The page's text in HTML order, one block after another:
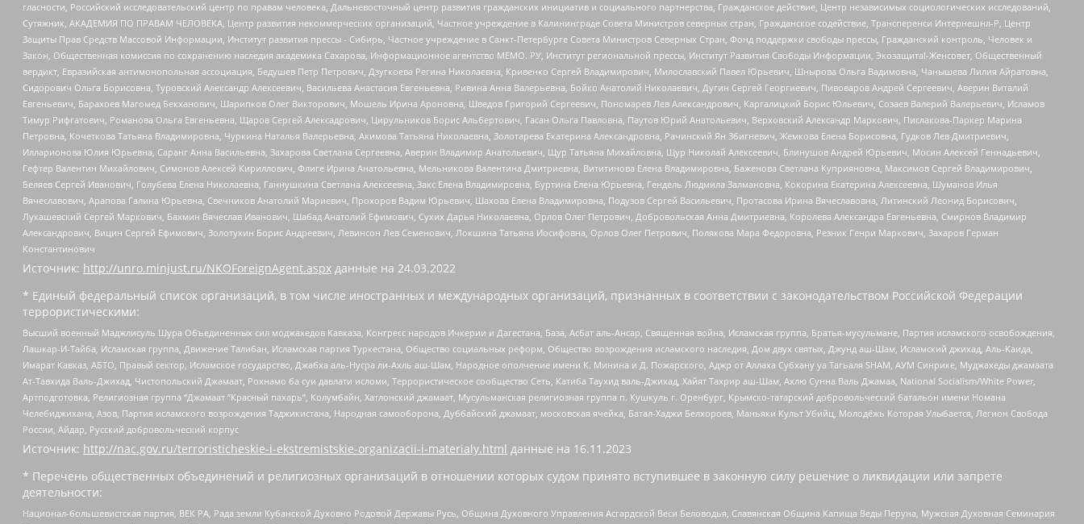
гласности, Российский исследовательский центр по правам человека, Дальневосточный центр развития гражданских инициатив и социального партнерства, Гражданское действие, Центр независимых социологических исследований,
Сутяжник, АКАДЕМИЯ ПО ПРАВАМ ЧЕЛОВЕКА, Центр развития некоммерческих организаций, Частное учреждение в Калининграде Совета Министров северных стран, Гражданское содействие, Трансперенси Интернешнл-Р, Центр
Защиты Прав Средств Массовой Информации, Институт развития прессы - Сибирь, Частное учреждение в Санкт-Петербурге Совета Министров Северных Стран, Фонд поддержки свободы прессы, Гражданский контроль, Человек и
Закон, Общественная комиссия по сохранению наследия академика Сахарова, Информационное агентство МЕМО. РУ, Институт региональной прессы, Институт Развития Свободы Информации, Экозащита!-Женсовет, Общественный
вердикт, Евразийская антимонопольная ассоциация, Бедушев Петр Петрович, Дзугкоева Регина Николаевна, Кривенко Сергей Владимирович, Милославский Павел Юрьевич, Шнырова Ольга Вадимовна, Чанышева Лилия Айратовна,
Сидорович Ольга Борисовна, Туровский Александр Алексеевич, Васильева Анастасия Евгеньевна, Ривина Анна Валерьевна, Бойко Анатолий Николаевич, Дугин Сергей Георгиевич, Пивоваров Андрей Сергеевич, Аверин Виталий
Евгеньевич, Барахоев Магомед Бекханович, Шарипков Олег Викторович, Мошель Ирина Ароновна, Шведов Григорий Сергеевич, Пономарев Лев Александрович, Каргалицкий Борис Юльевич, Созаев Валерий Валерьевич, Исламов
Тимур Рифгатович, Романова Ольга Евгеньевна, Щаров Сергей Алексадрович, Цирульников Борис Альбертович, Гасан Ольга Павловна, Паутов Юрий Анатольевич, Верховский Александр Маркович, Пислакова-Паркер Марина
Петровна, Кочеткова Татьяна Владимировна, Чуркина Наталья Валерьевна, Акимова Татьяна Николаевна, Золотарева Екатерина Александровна, Рачинский Ян Збигневич, Жемкова Елена Борисовна, Гудков Лев Дмитриевич,
Илларионова Юлия Юрьевна, Саранг Анна Васильевна, Захарова Светлана Сергеевна, Аверин Владимир Анатольевич, Щур Татьяна Михайловна, Щур Николай Алексеевич, Блинушов Андрей Юрьевич, Мосин Алексей Геннадьевич,
Гефтер Валентин Михайлович, Симонов Алексей Кириллович, Флиге Ирина Анатольевна, Мельникова Валентина Дмитриевна, Вититинова Елена Владимировна, Баженова Светлана Куприяновна, Максимов Сергей Владимирович,
Беляев Сергей Иванович, Голубева Елена Николаевна, Ганнушкина Светлана Алексеевна, Закс Елена Владимировна, Буртина Елена Юрьевна, Гендель Людмила Залмановна, Кокорина Екатерина Алексеевна, Шуманов Илья
Вячеславович, Арапова Галина Юрьевна, Свечников Анатолий Мариевич, Прохоров Вадим Юрьевич, Шахова Елена Владимировна, Подузов Сергей Васильевич, Протасова Ирина Вячеславовна, Литинский Леонид Борисович,
Лукашевский Сергей Маркович, Бахмин Вячеслав Иванович, Шабад Анатолий Ефимович, Сухих Дарья Николаевна, Орлов Олег Петрович, Добровольская Анна Дмитриевна, Королева Александра Евгеньевна, Смирнов Владимир
Александрович, Вицин Сергей Ефимович, Золотухин Борис Андреевич, Левинсон Лев Семенович, Локшина Татьяна Иосифовна, Орлов Олег Петрович, Полякова Мара Федоровна, Резник Генри Маркович, Захаров Герман
Константинович
Источник: http://unro.minjust.ru/NKOForeignAgent.aspx данные на 24.03.2022
* Единый федеральный список организаций, в том числе иностранных и международных организаций, признанных в соответствии с законодательством Российской Федерации
террористическими:
Высший военный Маджлисуль Шура Объединенных сил моджахедов Кавказа, Конгресс народов Ичкерии и Дагестана, База, Асбат аль-Ансар, Священная война, Исламская группа, Братья-мусульмане, Партия исламского освобождения,
Лашкар-И-Тайба, Исламская группа, Движение Талибан, Исламская партия Туркестана, Общество социальных реформ, Общество возрождения исламского наследия, Дом двух святых, Джунд аш-Шам, Исламский джихад, Аль-Каида,
Имарат Кавказ, АБТО, Правый сектор, Исламское государство, Джабха аль-Нусра ли-Ахль аш-Шам, Народное ополчение имени К. Минина и Д. Пожарского, Аджр от Аллаха Субхану уа Тагьаля SHAM, АУМ Синрике, Муджахеды джамаата
Ат-Тавхида Валь-Джихад, Чистопольский Джамаат, Рохнамо ба суи давлати исломи, Террористическое сообщество Сеть, Катиба Таухид валь-Джихад, Хайят Тахрир аш-Шам, Ахлю Сунна Валь Джамаа, National Socialism/White Power,
Артподготовка, Религиозная группа “Джамаат “Красный пахарь”, Колумбайн, Хатлонский джамаат, Мусульманская религиозная группа п. Кушкуль г. Оренбург, Крымско-татарский добровольческий батальон имени Номана
Челебиджихана, Азов, Партия исламского возрождения Таджикистана, Народная самооборона, Дуббайский джамаат, московская ячейка, Батал-Хаджи Белхороев, Маньяки Культ Убийц, Молодёжь Которая Улыбается, Легион Свобода
России, Айдар, Русский добровольческий корпус
Источник: http://nac.gov.ru/terroristicheskie-i-ekstremistskie-organizacii-i-materialy.html данные на 16.11.2023
* Перечень общественных объединений и религиозных организаций в отношении которых судом принято вступившее в законную силу решение о ликвидации или запрете
деятельности:
Национал-большевистская партия, ВЕК РА, Рада земли Кубанской Духовно Родовой Державы Русь, Община Духовного Управления Асгардской Веси Беловодья, Славянская Община Капища Веды Перуна, Мужская Духовная Семинария